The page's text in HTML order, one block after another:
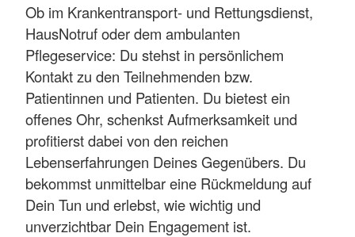
Ob im Krankentransport- und Rettungsdienst,
HausNotruf oder dem ambulanten
Pflegeservice: Du stehst in persönlichem
Kontakt zu den Teilnehmenden bzw.
Patientinnen und Patienten. Du bietest ein
offenes Ohr, schenkst Aufmerksamkeit und
profitierst dabei von den reichen
Lebenserfahrungen Deines Gegenübers. Du
bekommst unmittelbar eine Rückmeldung auf
Dein Tun und erlebst, wie wichtig und
unverzichtbar Dein Engagement ist.